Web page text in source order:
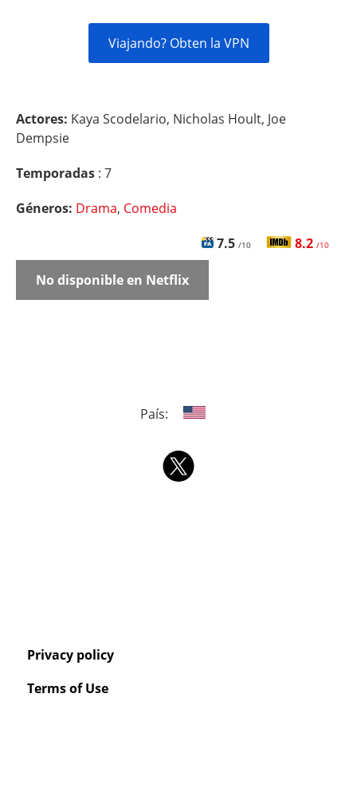
Viajando? Obten la VPN
Actores: Kaya Scodelario, Nicholas Hoult, Joe
Dempsie
Temporadas : 7
Géneros: Drama, Comedia
7.5 /10 8.2 /10
No disponible en Netflix
País:
Privacy policy
Terms of Use